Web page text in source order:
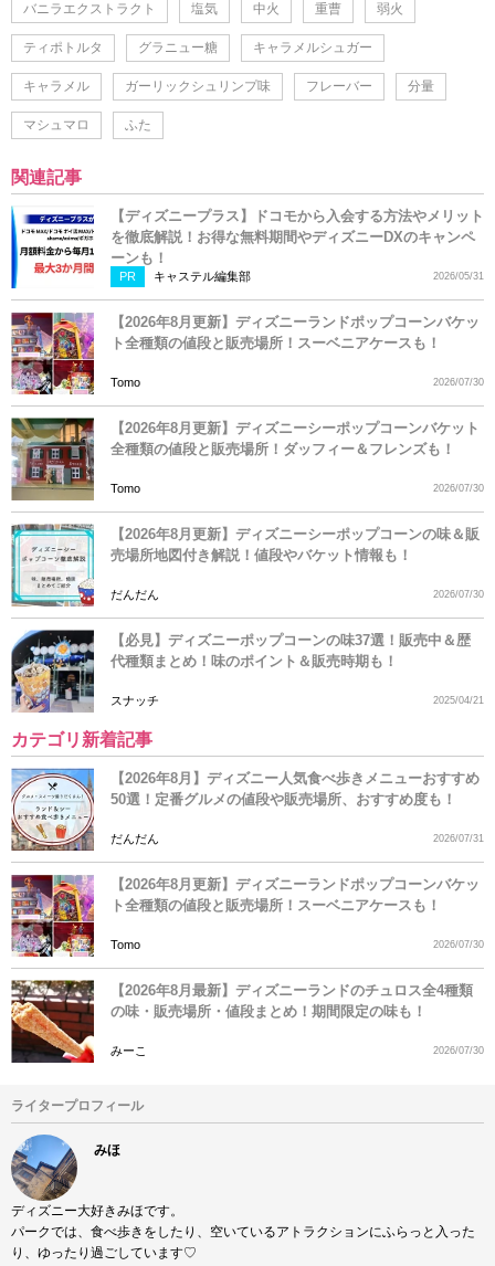
バニラエクストラクト 塩気 中火 重曹 弱火
ティポトルタ グラニュー糖 キャラメルシュガー
キャラメル ガーリックシュリンプ味 フレーバー 分量
マシュマロ ふた
関連記事
【ディズニープラス】ドコモから入会する方法やメリット
を徹底解説！お得な無料期間やディズニーDXのキャンペ
ーンも！
PR キャステル編集部 2026/05/31
【2026年8月更新】ディズニーランドポップコーンバケッ
ト全種類の値段と販売場所！スーベニアケースも！
Tomo 2026/07/30
【2026年8月更新】ディズニーシーポップコーンバケット
全種類の値段と販売場所！ダッフィー＆フレンズも！
Tomo 2026/07/30
【2026年8月更新】ディズニーシーポップコーンの味＆販
売場所地図付き解説！値段やバケット情報も！
だんだん 2026/07/30
【必見】ディズニーポップコーンの味37選！販売中＆歴
代種類まとめ！味のポイント＆販売時期も！
スナッチ 2025/04/21
カテゴリ新着記事
【2026年8月】ディズニー人気食べ歩きメニューおすすめ
50選！定番グルメの値段や販売場所、おすすめ度も！
だんだん 2026/07/31
【2026年8月更新】ディズニーランドポップコーンバケッ
ト全種類の値段と販売場所！スーベニアケースも！
Tomo 2026/07/30
【2026年8月最新】ディズニーランドのチュロス全4種類
の味・販売場所・値段まとめ！期間限定の味も！
みーこ 2026/07/30
ライタープロフィール
みほ
ディズニー大好きみほです。
パークでは、食べ歩きをしたり、空いているアトラクションにふらっと入った
り、ゆったり過ごしています♡